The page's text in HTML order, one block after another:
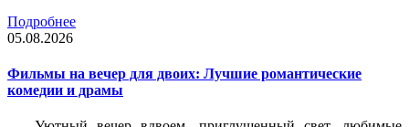
Подробнее
05.08.2026
Фильмы на вечер для двоих: Лучшие романтические
комедии и драмы